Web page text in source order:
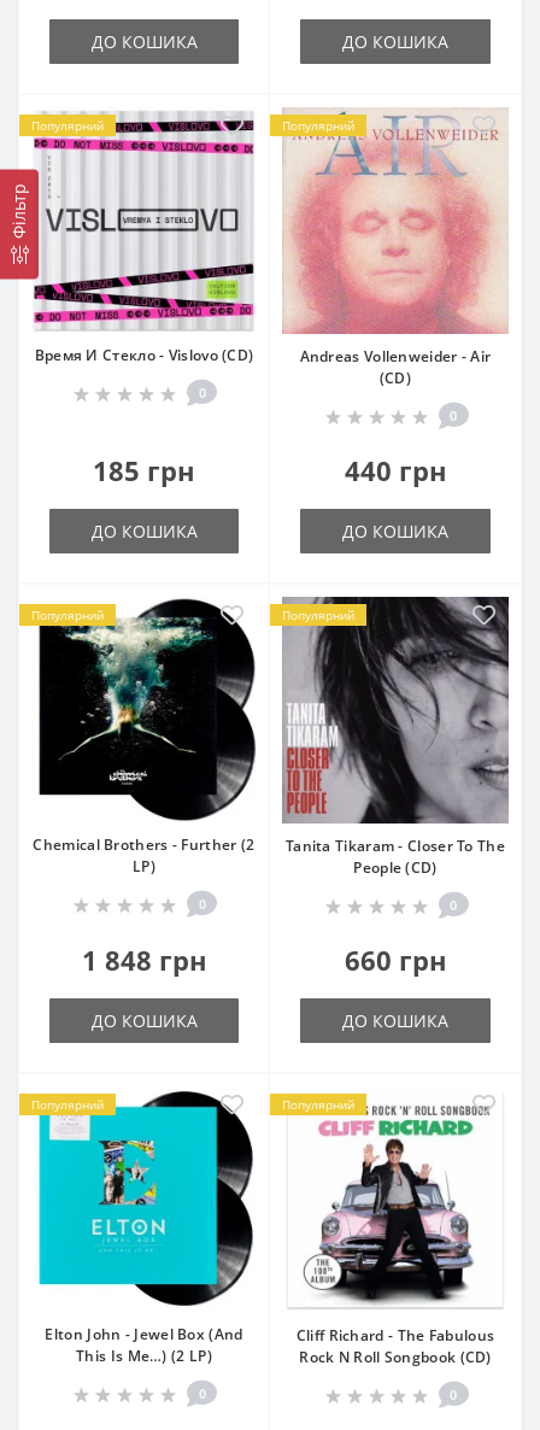
Фільтр
ДО КОШИКА ДО КОШИКА
Популярний
Время И Стекло - Vislovo (CD)
0
185 грн
ДО КОШИКА
Популярний
Andreas Vollenweider - Air
(CD)
0
440 грн
ДО КОШИКА
Популярний
Chemical Brothers - Further (2
LP)
0
1 848 грн
ДО КОШИКА
Популярний
Tanita Tikaram - Closer To The
People (CD)
0
660 грн
ДО КОШИКА
Популярний
Elton John - Jewel Box (And
This Is Me…) (2 LP)
0
Популярний
Cliff Richard - The Fabulous
Rock N Roll Songbook (CD)
0